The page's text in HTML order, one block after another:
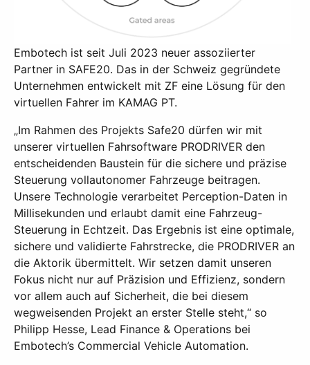
Embotech ist seit Juli 2023 neuer assoziierter
Partner in SAFE20. Das in der Schweiz gegründete
Unternehmen entwickelt mit ZF eine Lösung für den
virtuellen Fahrer im KAMAG PT.
„Im Rahmen des Projekts Safe20 dürfen wir mit
unserer virtuellen Fahrsoftware PRODRIVER den
entscheidenden Baustein für die sichere und präzise
Steuerung vollautonomer Fahrzeuge beitragen.
Unsere Technologie verarbeitet Perception-Daten in
Millisekunden und erlaubt damit eine Fahrzeug-
Steuerung in Echtzeit. Das Ergebnis ist eine optimale,
sichere und validierte Fahrstrecke, die PRODRIVER an
die Aktorik übermittelt. Wir setzen damit unseren
Fokus nicht nur auf Präzision und Effizienz, sondern
vor allem auch auf Sicherheit, die bei diesem
wegweisenden Projekt an erster Stelle steht,“ so
Philipp Hesse, Lead Finance & Operations bei
Embotech’s Commercial Vehicle Automation.